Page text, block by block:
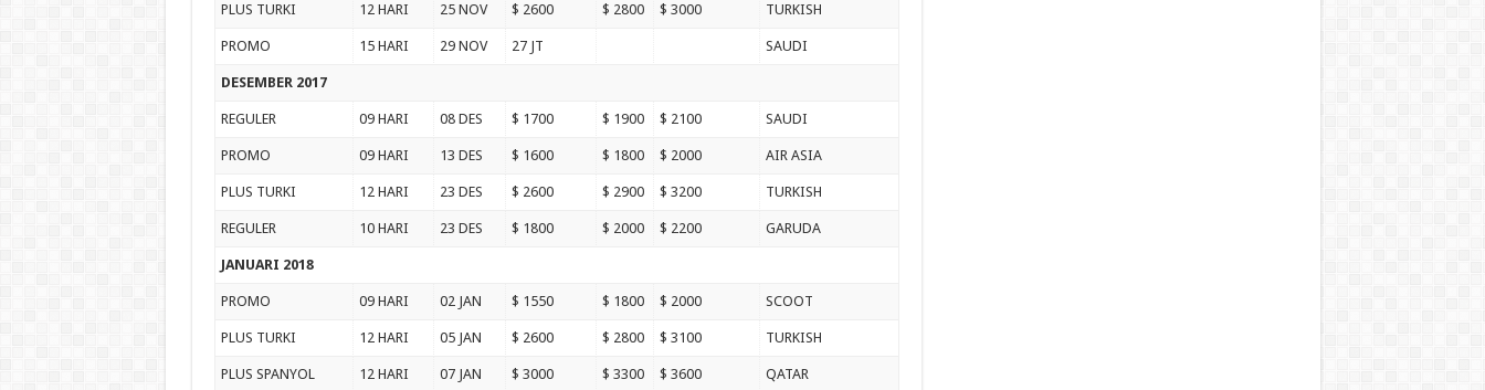
PLUS TURKI 12 HARI 25 NOV $ 2600 $ 2800 $ 3000 TURKISH
PROMO 15 HARI 29 NOV 27 JT SAUDI
DESEMBER 2017
REGULER 09 HARI 08 DES $ 1700 $ 1900 $ 2100 SAUDI
PROMO 09 HARI 13 DES $ 1600 $ 1800 $ 2000 AIR ASIA
PLUS TURKI 12 HARI 23 DES $ 2600 $ 2900 $ 3200 TURKISH
REGULER 10 HARI 23 DES $ 1800 $ 2000 $ 2200 GARUDA
JANUARI 2018
PROMO 09 HARI 02 JAN $ 1550 $ 1800 $ 2000 SCOOT
PLUS TURKI 12 HARI 05 JAN $ 2600 $ 2800 $ 3100 TURKISH
PLUS SPANYOL 12 HARI 07 JAN $ 3000 $ 3300 $ 3600 QATAR